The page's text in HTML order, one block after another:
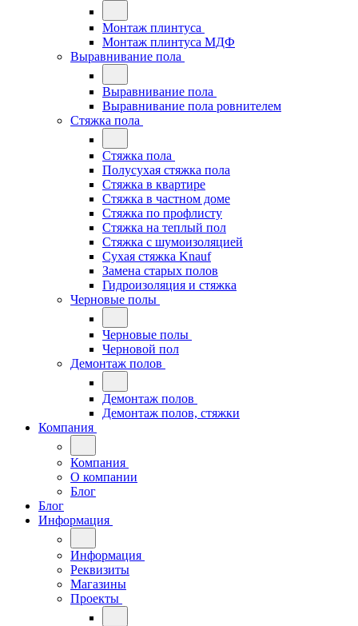
Монтаж плинтуса
Монтаж плинтуса МДФ
Выравнивание пола
Выравнивание пола
Выравнивание пола ровнителем
Стяжка пола
Стяжка пола
Полусухая стяжка пола
Стяжка в квартире
Стяжка в частном доме
Стяжка по профлисту
Стяжка на теплый пол
Стяжка с шумоизоляцией
Сухая стяжка Knauf
Замена старых полов
Гидроизоляция и стяжка
Черновые полы
Черновые полы
Черновой пол
Демонтаж полов
Демонтаж полов
Демонтаж полов, стяжки
Компания
Компания
О компании
Блог
Блог
Информация
Информация
Реквизиты
Магазины
Проекты